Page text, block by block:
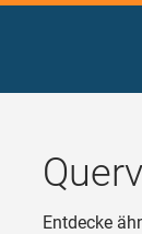
Entdecke